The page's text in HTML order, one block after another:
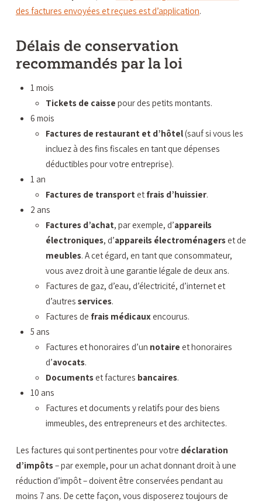
des factures envoyées et reçues est d’application.
Délais de conservation
recommandés par la loi
1 mois
Tickets de caisse pour des petits montants.
6 mois
Factures de restaurant et d’hôtel(sauf si vous les
incluez à des fins fiscales en tant que dépenses
déductibles pour votre entreprise).
1 an
Factures de transport et frais d’huissier.
2 ans
Factures d’achat, par exemple, d’appareils
électroniques, d’appareils électroménagerset de
meubles. A cet égard, en tant que consommateur,
vous avez droit à une garantie légale de deux ans.
Factures de gaz, d’eau, d’électricité, d’internet et
d’autres services.
Factures de frais médicauxencourus.
5 ans
Factures et honoraires d’un notaire et honoraires
d’avocats.
Documentset factures bancaires.
10 ans
Factures et documents y relatifs pour des biens
immeubles, des entrepreneurs et des architectes.
Les factures qui sont pertinentes pour votre déclaration
d’impôts– par exemple, pour un achat donnant droit à une
réduction d’impôt – doivent être conservées pendant au
moins 7 ans. De cette façon, vous disposerez toujours de